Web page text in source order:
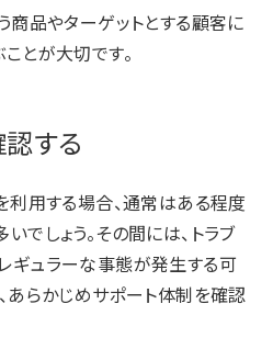
商品やターゲットとする顧客に
とが大切です。
する
利用する場合、通常はある程度
でしょう。その間には、トラブ
ギュラーな事態が発生する可
あらかじめサポート体制を確認